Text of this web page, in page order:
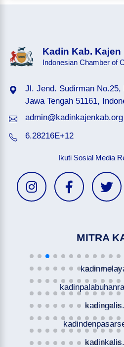
Kadin Kab. Kajen
Indonesian Chamber of
Jl. Jend. Sudirman No.25,
Jawa Tengah 51161,
admin@kadinkajenkab.org
6.28216E+12
Ikuti Sosial Media
MITRA